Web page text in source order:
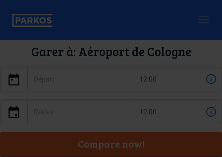
Garer à: Aéroport de Cologne
Compare now!